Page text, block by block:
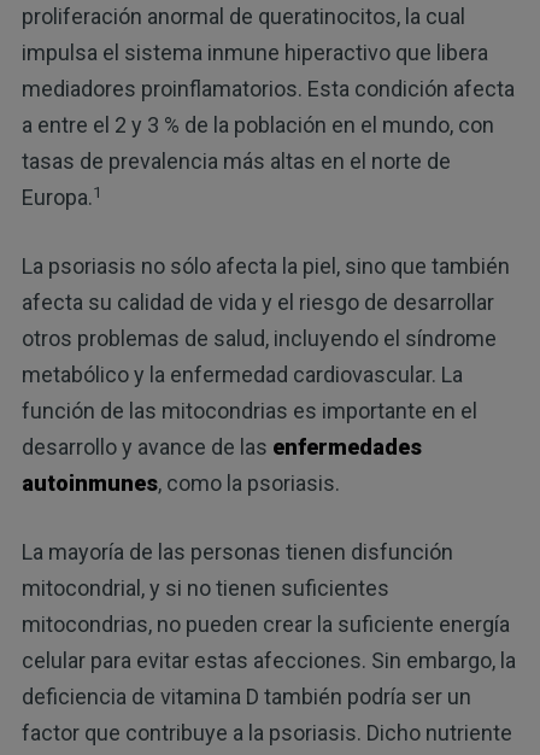
proliferación anormal de queratinocitos, la cual
impulsa el sistema inmune hiperactivo que libera
mediadores proinflamatorios. Esta condición afecta
a entre el 2 y 3 % de la población en el mundo, con
tasas de prevalencia más altas en el norte de
Europa.1
La psoriasis no sólo afecta la piel, sino que también
afecta su calidad de vida y el riesgo de desarrollar
otros problemas de salud, incluyendo el síndrome
metabólico y la enfermedad cardiovascular. La
función de las mitocondrias es importante en el
desarrollo y avance de las enfermedades
autoinmunes, como la psoriasis.
La mayoría de las personas tienen disfunción
mitocondrial, y si no tienen suficientes
mitocondrias, no pueden crear la suficiente energía
celular para evitar estas afecciones. Sin embargo, la
deficiencia de vitamina D también podría ser un
factor que contribuye a la psoriasis. Dicho nutriente